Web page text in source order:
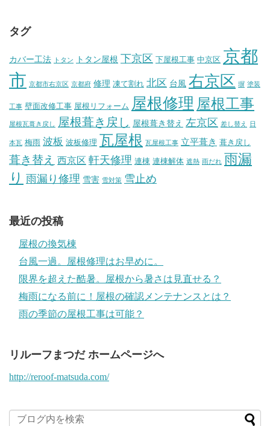
タグ
カバー工法 トタン トタン屋根 下京区 下屋根工事 中京区 京都
市 京都市右京区 京都府 修理 凍て割れ 北区 台風 右京区 塀 塗装
工事 壁面改修工事 屋根リフォーム 屋根修理 屋根工事
屋根瓦葺き戻し 屋根葺き戻し 屋根葺き替え 左京区 差し替え 日
本瓦 梅雨 波板 波板修理 瓦屋根 瓦屋根工事 立平葺き 葺き戻し
葺き替え 西京区 軒天修理 連棟 連棟解体 遮熱 雨だれ 雨漏
り 雨漏り修理 雪害 雪対策 雪止め
最近の投稿
屋根の換気棟
台風一過。屋根修理はお早めに。
限界を超えた酷暑。屋根から暑さは見直せる？
梅雨になる前に！屋根の確認メンテナンスとは？
雨の季節の屋根工事は可能？
リルーフまつだ ホームページへ
http://reroof-matsuda.com/